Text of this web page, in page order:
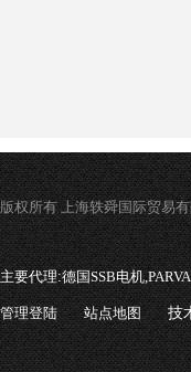
版权所有 上海轶舜国际贸易
主要代理:德国SSB电机
管理登陆 站点地图 技